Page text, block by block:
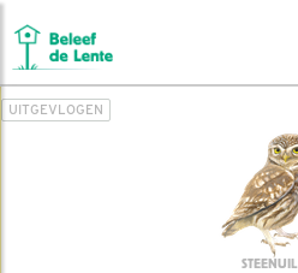
UITGEVLOGEN
STEENUIL